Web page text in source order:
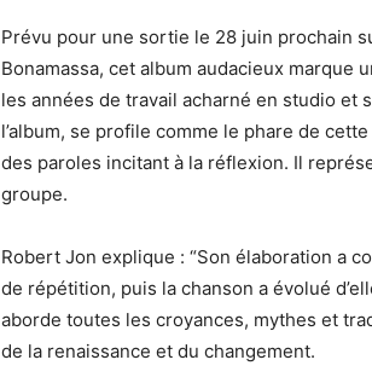
Prévu pour une sortie le 28 juin prochain
Bonamassa, cet album audacieux
les années de travail acharné en studio et
l’album, se profile comme le phare de
des paroles incitant à la réflexion. Il
groupe.
Robert Jon explique : “Son élaboration a
de répétition, puis la chanson a évolué
aborde toutes les croyances, mythes et
de la renaissance et du changement.